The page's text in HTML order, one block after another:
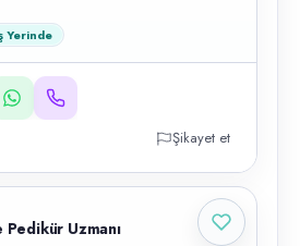
Yerinde
Şikayet et
Pedikür Uzmanı